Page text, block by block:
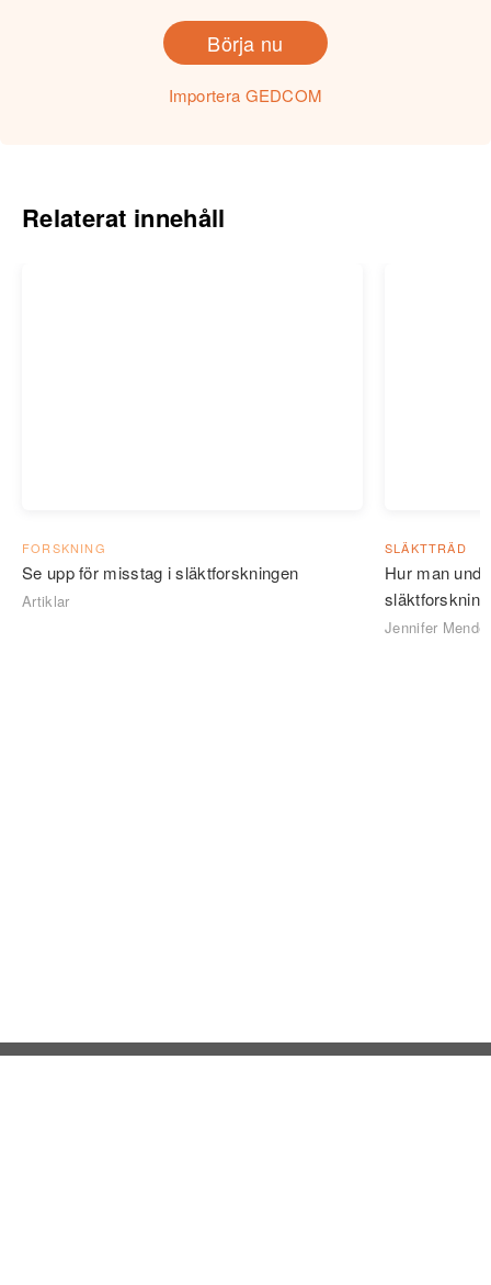
Importera GEDCOM
Börja nu
Relaterat innehåll
FORSKNING
Se upp för misstag i släktforskningen
Artiklar
SLÄKTTRÄD
Hur man
Jennifer